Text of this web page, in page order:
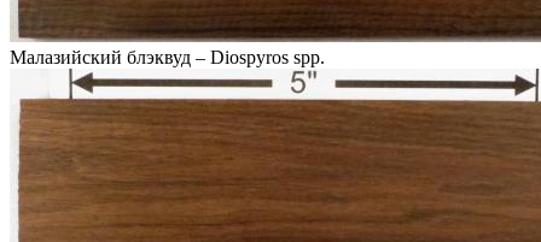
Малазийский блэквуд – Diospyros spp.